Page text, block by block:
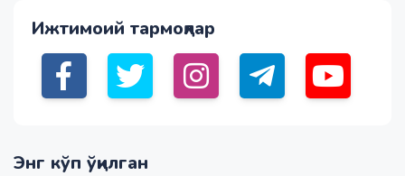
Ижтимоий тармоқлар
Энг кўп ўқилган